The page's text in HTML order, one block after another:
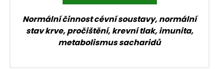
Normální činnost cévní soustavy, normální
stav krve, pročištění, krevní tlak, imunita,
metabolismus sacharidů